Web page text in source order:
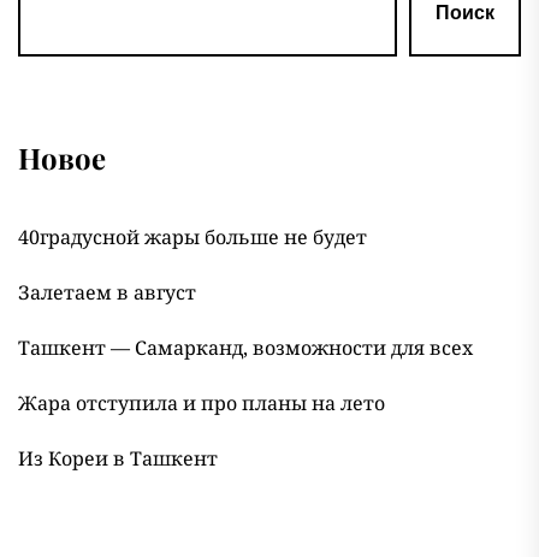
Поиск
Новое
40градусной жары больше не будет
Залетаем в август
Ташкент — Самарканд, возможности для всех
Жара отступила и про планы на лето
Из Кореи в Ташкент